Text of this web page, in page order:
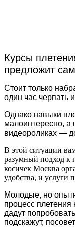
Курсы
предложит
Стоит только
один час черпать
Однако навыки
малоинтересно,
видеороликах —
В этой ситуации
разумный подход к
косичек Москва
удобства, и услуги
Молодые, но
процесс плетения
дадут
подскажут,